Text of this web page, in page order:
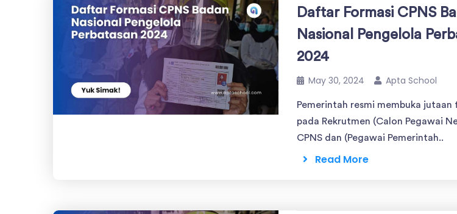
Daftar Formasi CPNS
Nasional Pengelola
2024
May 30, 2024 Apta School
Pemerintah resmi membuka jutaan
pada Rekrutmen (Calon Pegawai
CPNS dan (Pegawai Pemerintah..
Read More